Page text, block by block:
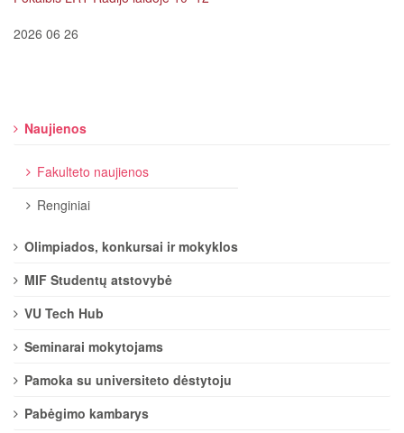
2026 06 26
Naujienos
Fakulteto naujienos
Renginiai
Olimpiados, konkursai ir mokyklos
MIF Studentų atstovybė
VU Tech Hub
Seminarai mokytojams
Pamoka su universiteto dėstytoju
Pabėgimo kambarys